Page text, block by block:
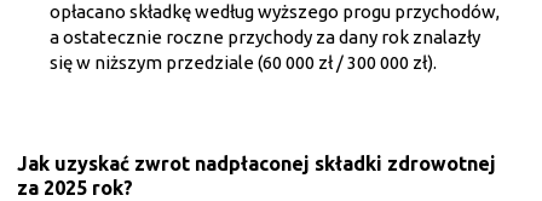
opłacano składkę według wyższego progu przychodów,
a ostatecznie roczne przychody za dany rok znalazły
się w niższym przedziale (60 000 zł / 300 000 zł).
Jak uzyskać zwrot nadpłaconej składki zdrowotnej
za 2025 rok?